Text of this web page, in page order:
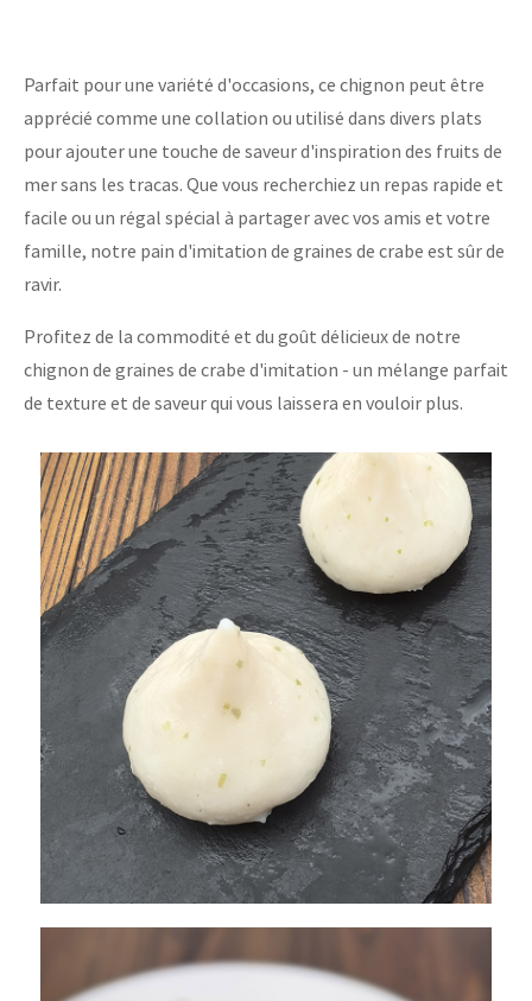
Parfait pour une variété d'occasions, ce chignon peut être
apprécié comme une collation ou utilisé dans divers plats
pour ajouter une touche de saveur d'inspiration des fruits de
mer sans les tracas. Que vous recherchiez un repas rapide et
facile ou un régal spécial à partager avec vos amis et votre
famille, notre pain d'imitation de graines de crabe est sûr de
ravir.
Profitez de la commodité et du goût délicieux de notre
chignon de graines de crabe d'imitation - un mélange parfait
de texture et de saveur qui vous laissera en vouloir plus.